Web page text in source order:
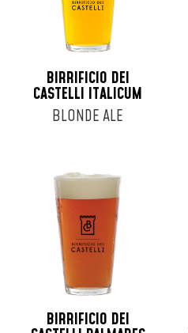
BIRRIFICIO DEI
CASTELLI ITALICUM
BLONDE ALE
BIRRIFICIO DEI